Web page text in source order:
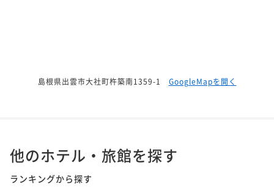
島根県出雲市大社町杵築南1359-1 GoogleMapを開く
他のホテル・旅館を探す
ランキングから探す